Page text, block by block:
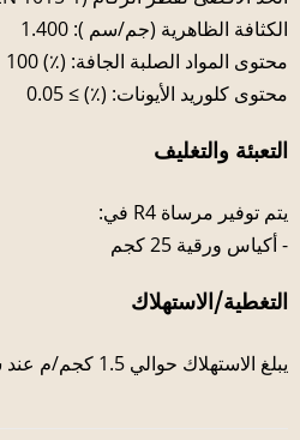
الكثافة الظاهرية (جم/سم ): 1.400
محتوى المواد الصلبة الجافة: (٪) 100
محتوى كلوريد الأيونات: (٪) ≥ 0.05
التعبئة والتغليف
يتم توفير مرساة R4 في:
- أكياس ورقية 25 كجم
التغطية/الاستهلاك
يبلغ الاستهلاك حوالي 1.5 كجم/م عند سمك 1 مم.